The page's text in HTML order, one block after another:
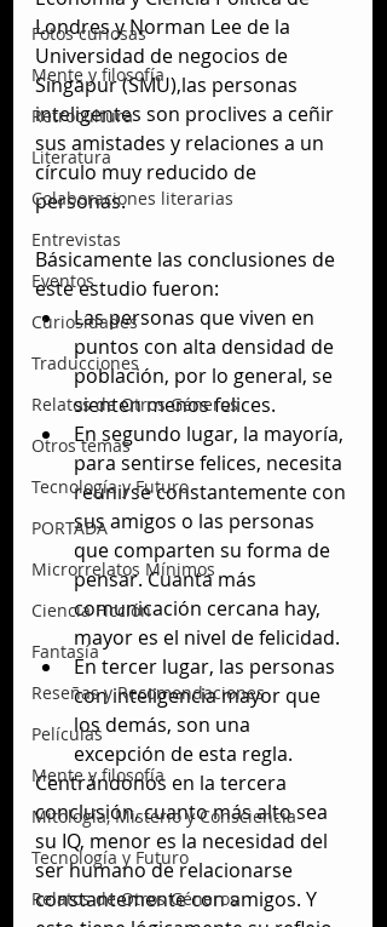
Fotos curiosas
Mente y filosofía
Retrocultura
Literatura
Colaboraciones literarias
Entrevistas
Eventos
Curiosidades
Traducciones
Relatos de Otros Géneros
Otros temas
Tecnología y Futuro
PORTADA
Microrrelatos Mínimos
Ciencia Ficción
Fantasía
Reseñas y Recomendaciones
Películas
Mente y filosofía
Mitología, Misterio y Consciencia
Tecnología y Futuro
Relatos de Otros Géneros
Londres y Norman Lee de la
Universidad de negocios de
Singapur (SMU),las personas
inteligentes son proclives a ceñir
sus amistades y relaciones a un
círculo muy reducido de
personas.
Básicamente las conclusiones de
este estudio fueron:
Las personas que viven en
puntos con alta densidad de
población, por lo general, se
sienten menos felices.
En segundo lugar, la mayoría,
para sentirse felices, necesita
reunirse constantemente con
sus amigos o las personas
que comparten su forma de
pensar. Cuanta más
comunicación cercana hay,
mayor es el nivel de felicidad.
En tercer lugar, las personas
con inteligencia mayor que
los demás, son una
excepción de esta regla.
Centrándonos en la tercera
conclusión, cuanto más alto sea
su IQ, menor es la necesidad del
ser humano de relacionarse
constantemente con amigos. Y